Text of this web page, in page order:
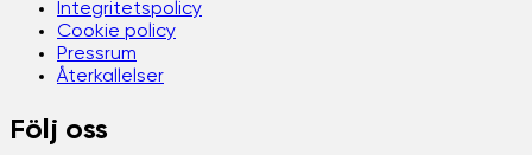
Integritetspolicy
Cookie policy
Pressrum
Återkallelser
Följ oss